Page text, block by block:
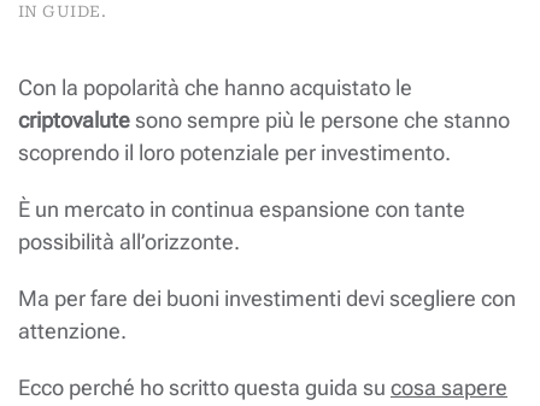
INGUIDE .
Con la popolarità che hanno acquistato le
criptovalutesono sempre più le persone che stanno
scoprendo il loro potenziale per investimento.
È un mercato in continua espansione con tante
possibilità all’orizzonte.
Ma per fare dei buoni investimenti devi scegliere con
attenzione.
Ecco perché ho scritto questa guida su cosa sapere